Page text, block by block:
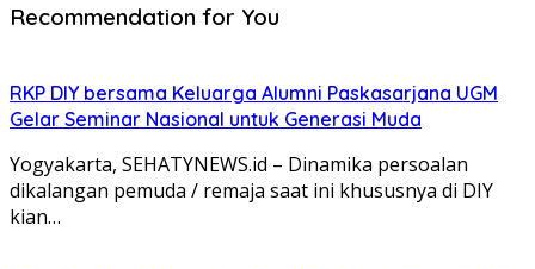
Recommendation for You
RKP DIY bersama Keluarga Alumni Paskasarjana UGM
Gelar Seminar Nasional untuk Generasi Muda
Yogyakarta, SEHATYNEWS.id – Dinamika persoalan
dikalangan pemuda / remaja saat ini khususnya di DIY
kian…